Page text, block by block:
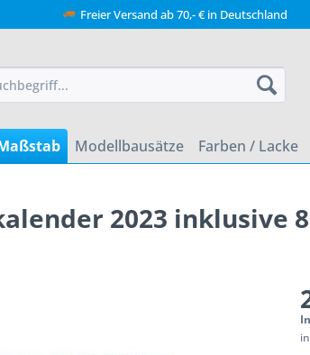
Freier Versand ab 70,- € in Deutschland
Modellbausätze Farben / Lacke
2023 inklusive